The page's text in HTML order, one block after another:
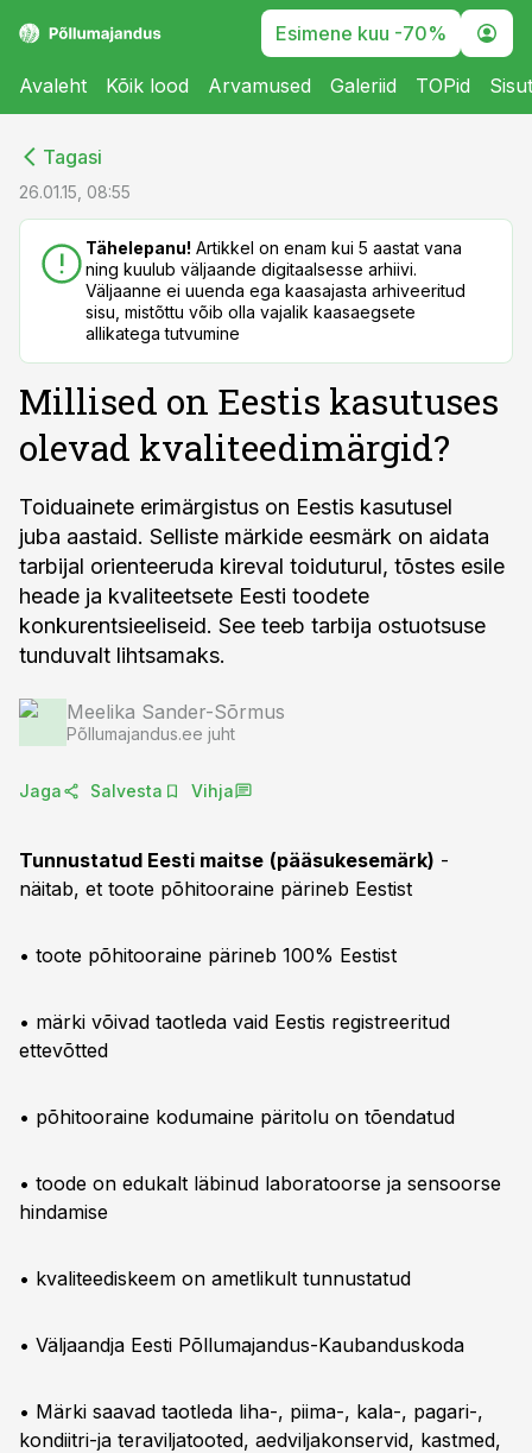
Esimene kuu -70%
Avaleht Kõik lood Arvamused Galeriid TOPid
Tagasi
26.01.15, 08:55
Tähelepanu! Artikkel on enam kui 5 aastat vana
ning kuulub väljaande digitaalsesse arhiivi.
Väljaanne ei uuenda ega kaasajasta arhiveeritud
sisu, mistõttu võib olla vajalik kaasaegsete
allikatega tutvumine
Millised on Eestis kasutuses
olevad kvaliteedimärgid?
Toiduainete erimärgistus on Eestis kasutusel
juba aastaid. Selliste märkide eesmärk on aidata
tarbijal orienteeruda kireval toiduturul, tõstes esile
heade ja kvaliteetsete Eesti toodete
konkurentsieeliseid. See teeb tarbija ostuotsuse
tunduvalt lihtsamaks.
Meelika Sander-Sõrmus
Põllumajandus.ee juht
Jaga Salvesta Vihja
Tunnustatud Eesti maitse (pääsukesemärk) -
näitab, et toote põhitooraine pärineb Eestist
• toote põhitooraine pärineb 100% Eestist
• märki võivad taotleda vaid Eestis registreeritud
ettevõtted
• põhitooraine kodumaine päritolu on tõendatud
• toode on edukalt läbinud laboratoorse ja sensoorse
hindamise
• kvaliteediskeem on ametlikult tunnustatud
• Väljaandja Eesti Põllumajandus-Kaubanduskoda
• Märki saavad taotleda liha-, piima-, kala-, pagari-,
kondiitri-ja teraviljatooted, aedviljakonservid, kastmed,